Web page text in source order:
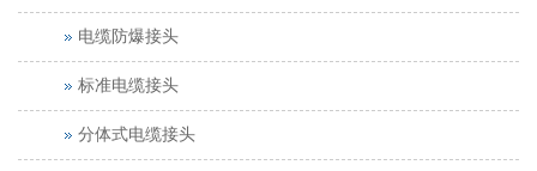
电缆防爆接头
标准电缆接头
分体式电缆接头